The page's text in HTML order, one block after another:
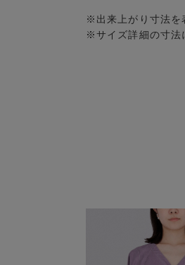
※出来上がり寸法を
※サイズ詳細の寸法